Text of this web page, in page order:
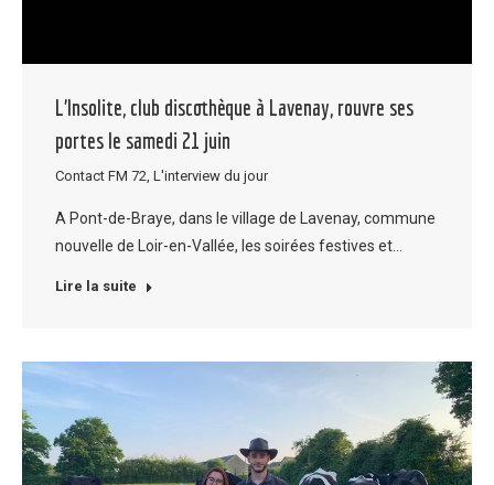
L’Insolite, club discothèque à Lavenay, rouvre ses
portes le samedi 21 juin
Contact FM 72 L'interview du jour
A Pont-de-Braye, dans le village de Lavenay, commune
nouvelle de Loir-en-Vallée, les soirées festives et…
Lire la suite